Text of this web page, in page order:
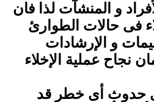
و المنشآت لذا فان
فى حالات الطوارئ
و الإرشادات
نجاح عملية الإخلاء
حدوث أى خطر قد